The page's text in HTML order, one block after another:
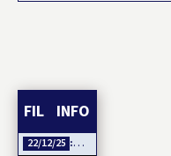
FIL INFO
22/12/25
Esclavage et